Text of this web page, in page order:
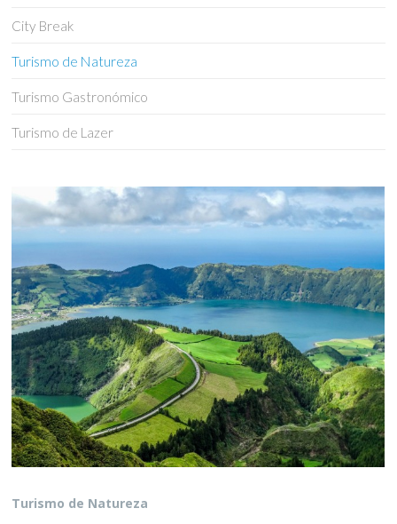
City Break
Turismo de Natureza
Turismo Gastronómico
Turismo de Lazer
Turismo de Natureza